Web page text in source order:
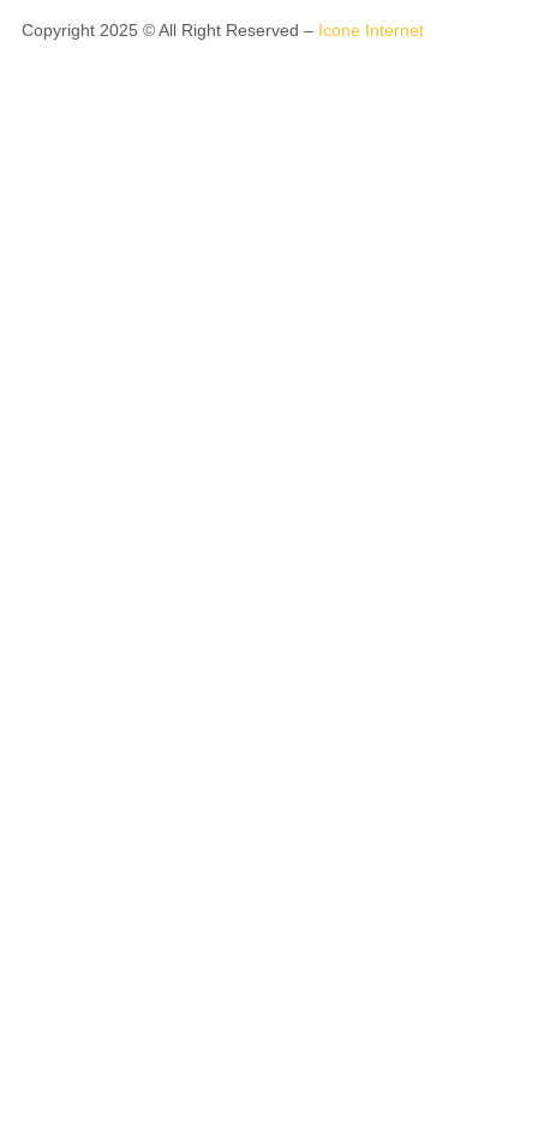
Copyright 2025 © All Right Reserved – Icone Internet